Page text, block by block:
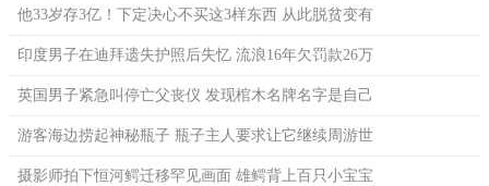
间盘退化、椎间盘突出、脊椎炎、颈椎前凸以及纤维肌痛症，虽
椅或枴杖才能行动。
他33岁存3亿！下定决心不买这3样东西 从此脱贫变有
印度男子在迪拜遗失护照后失忆 流浪16年欠罚款26万
英国男子紧急叫停亡父丧仪 发现棺木名牌名字是自己
游客海边捞起神秘瓶子 瓶子主人要求让它继续周游世
摄影师拍下恒河鳄迁移罕见画面 雄鳄背上百只小宝宝